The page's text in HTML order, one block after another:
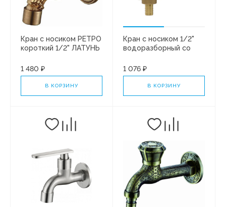
Кран с носиком РЕТРО
короткий 1/2" ЛАТУНЬ
1 480 ₽
В КОРЗИНУ
Кран с носиком 1/2"
водоразборный со
VR260 ViEiR (8/64)
1 076 ₽
В КОРЗИНУ